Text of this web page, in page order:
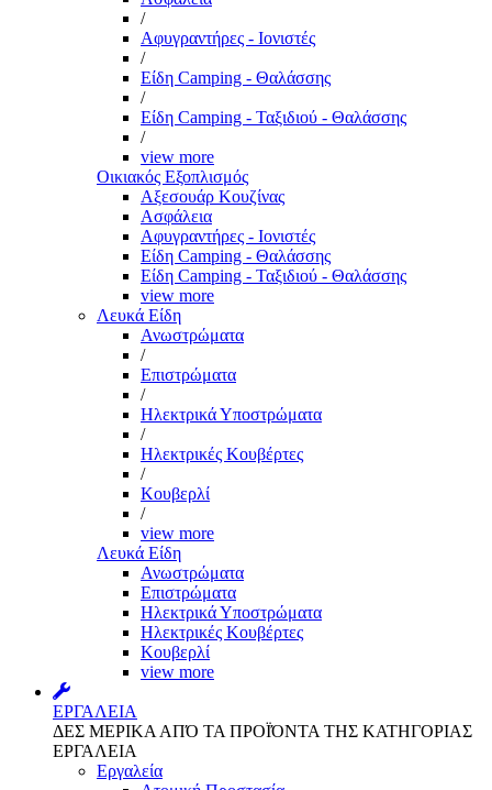
/
Αφυγραντήρες - Ιονιστές
/
Είδη Camping - Θαλάσσης
/
Είδη Camping - Ταξιδιού - Θαλάσσης
/
view more
Οικιακός Εξοπλισμός
Αξεσουάρ Κουζίνας
Ασφάλεια
Αφυγραντήρες - Ιονιστές
Είδη Camping - Θαλάσσης
Είδη Camping - Ταξιδιού - Θαλάσσης
view more
Λευκά Είδη
Ανωστρώματα
/
Επιστρώματα
/
Ηλεκτρικά Υποστρώματα
/
Ηλεκτρικές Κουβέρτες
/
Κουβερλί
/
view more
Λευκά Είδη
Ανωστρώματα
Επιστρώματα
Ηλεκτρικά Υποστρώματα
Ηλεκτρικές Κουβέρτες
Κουβερλί
view more
ΕΡΓΑΛΕΙΑ
ΔΕΣ ΜΕΡΙΚΑ ΑΠΌ ΤΑ ΠΡΟΪΌΝΤΑ ΤΗΣ ΚΑΤΗΓΟΡΙΑΣ
ΕΡΓΑΛΕΙΑ
Εργαλεία